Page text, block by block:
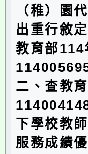
（稚）園
出重行敘
教育部
二、查教
下學校教
服務成績